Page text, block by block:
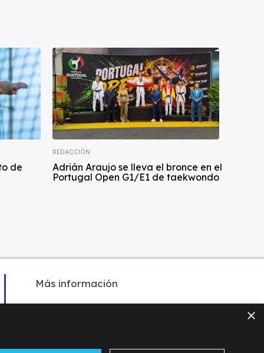
de
REDACCIÓN
Adrián Araujo se lleva el bronce en el
Portugal Open G1/E1 de taekwondo
Más información
×